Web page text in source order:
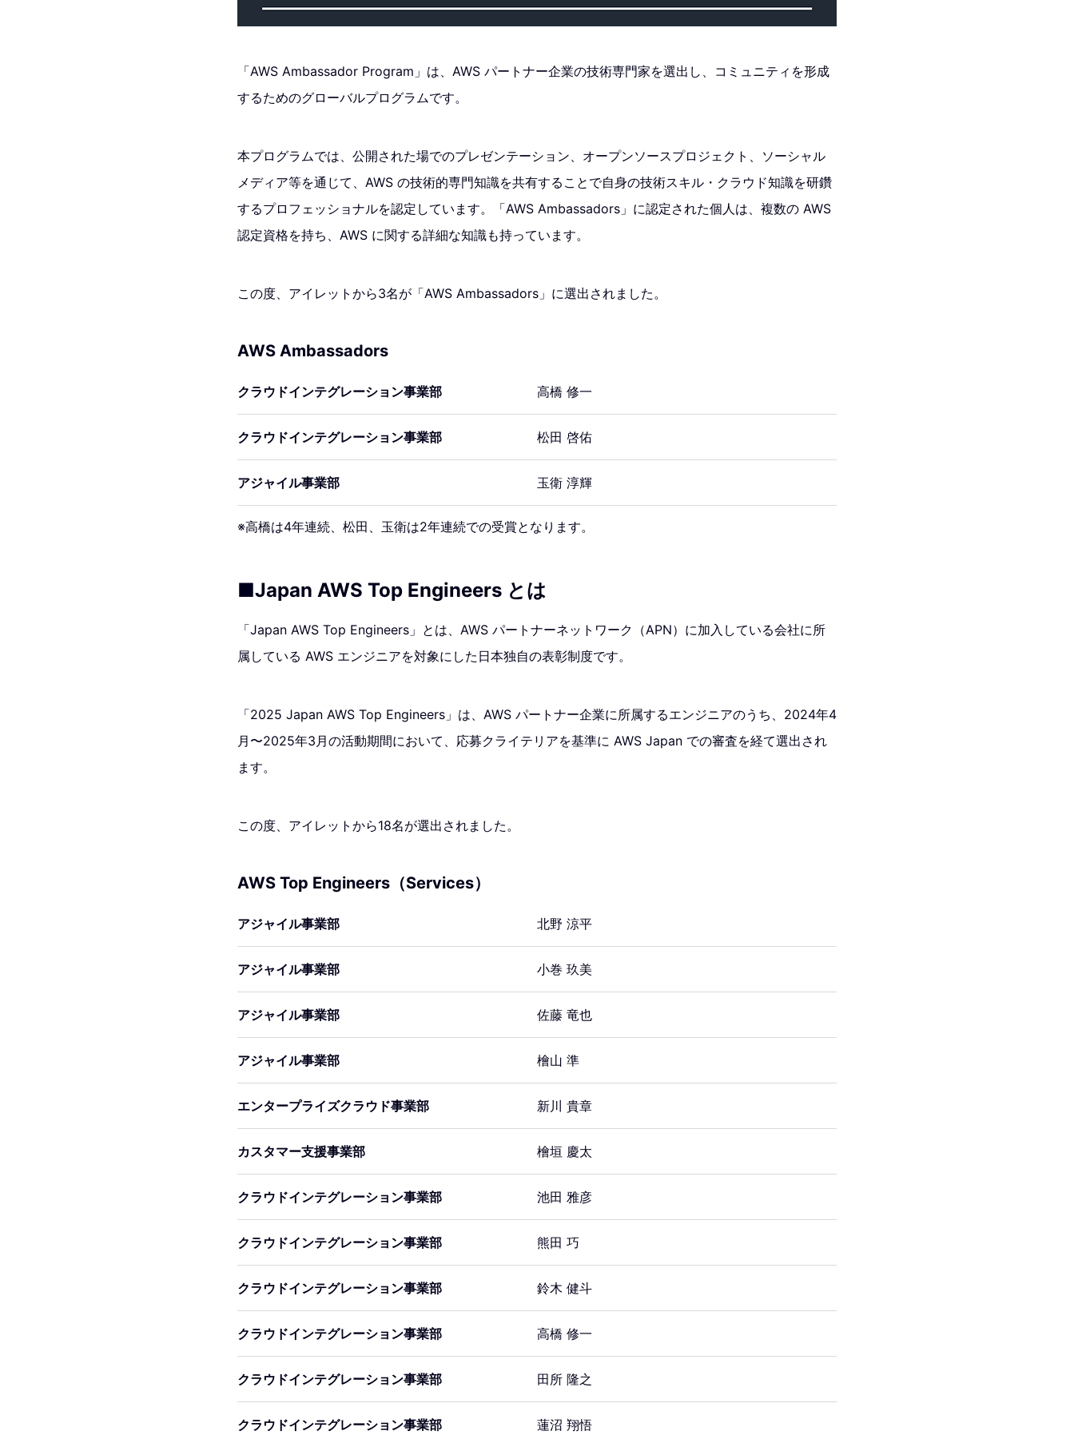
「AWS Ambassador Program」は、AWS パートナー企業の技術専門家を選出し、コミュニティを形成
するためのグローバルプログラムです。
本プログラムでは、公開された場でのプレゼンテーション、オープンソースプロジェクト、ソーシャル
メディア等を通じて、AWS の技術的専門知識を共有することで自身の技術スキル・クラウド知識を研鑽
するプロフェッショナルを認定しています。「AWS Ambassadors」に認定された個人は、複数の AWS
認定資格を持ち、AWS に関する詳細な知識も持っています。
この度、アイレットから3名が「AWS Ambassadors」に選出されました。
AWS Ambassadors
クラウドインテグレーション事業部 高橋 修一
クラウドインテグレーション事業部 松田 啓佑
アジャイル事業部 玉衛 淳輝
※高橋は4年連続、松田、玉衛は2年連続での受賞となります。
■Japan AWS Top Engineers とは
「Japan AWS Top Engineers」とは、AWS パートナーネットワーク（APN）に加入している会社に所
属している AWS エンジニアを対象にした日本独自の表彰制度です。
「2025 Japan AWS Top Engineers」は、AWS パートナー企業に所属するエンジニアのうち、2024年4
月〜2025年3月の活動期間において、応募クライテリアを基準に AWS Japan での審査を経て選出され
ます。
この度、アイレットから18名が選出されました。
AWS Top Engineers（Services）
アジャイル事業部 北野 涼平
アジャイル事業部 小巻 玖美
アジャイル事業部 佐藤 竜也
アジャイル事業部 檜山 準
エンタープライズクラウド事業部 新川 貴章
カスタマー支援事業部 檜垣 慶太
クラウドインテグレーション事業部 池田 雅彦
クラウドインテグレーション事業部 熊田 巧
クラウドインテグレーション事業部 鈴木 健斗
クラウドインテグレーション事業部 高橋 修一
クラウドインテグレーション事業部 田所 隆之
クラウドインテグレーション事業部 蓮沼 翔悟